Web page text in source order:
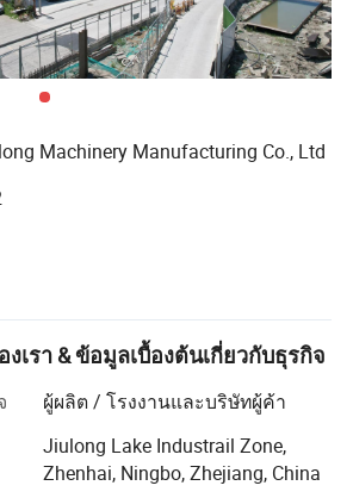
Machinery Manufacturing Co., Ltd
:
งการตัดโลหะแบบฟันปลาขนาดและ
ถผลิตได้ตามความต้องการของลูกค้า
มี 8 ชนิดซึ่งแตกต่างกันไปตามเสียงและ
องครอบคลุม
งเรา & ข้อมูลเบื้องต้นเกี่ยวกับธุรกิจ
ผู้ผลิต / โรงงานและบริษัทผู้ค้า
Jiulong Lake Industrail Zone,
Zhenhai, Ningbo, Zhejiang, China